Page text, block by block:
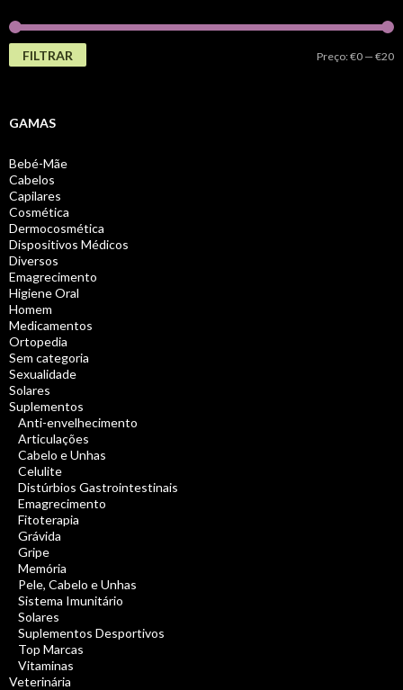
FILTRAR Preço:€0 — €20
GAMAS
Bebé-Mãe
Cabelos
Capilares
Cosmética
Dermocosmética
Dispositivos Médicos
Diversos
Emagrecimento
Higiene Oral
Homem
Medicamentos
Ortopedia
Sem categoria
Sexualidade
Solares
Suplementos
Anti-envelhecimento
Articulações
Cabelo e Unhas
Celulite
Distúrbios Gastrointestinais
Emagrecimento
Fitoterapia
Grávida
Gripe
Memória
Pele, Cabelo e Unhas
Sistema Imunitário
Solares
Suplementos Desportivos
Top Marcas
Vitaminas
Veterinária